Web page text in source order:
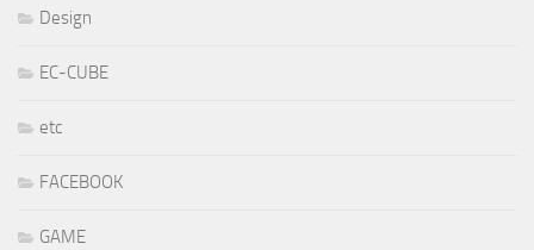
Design
EC-CUBE
etc
FACEBOOK
GAME